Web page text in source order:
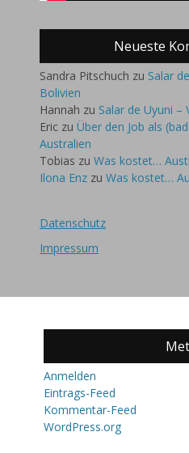
Neueste
Sandra Pitschuch zu Salar
Bolivien
Hannah zu Salar de Uyuni –
Eric zu Über den Job als
Australien
Tobias zu Was kostet…
Ilona Enz zu Was kostet…
Datenschutz
Impressum
Anmelden
Eintrags-Feed
Kommentar-Feed
WordPress.org